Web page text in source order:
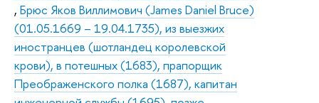
, Брюс Яков Виллимович (James Daniel Bruce)
(01.05.1669 – 19.04.1735), из выезжих
иностранцев (шотландец королевской
крови), в потешных (1683), прапорщик
Преображенского полка (1687), капитан